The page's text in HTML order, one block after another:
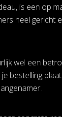
is een op
heel
wel een
bestelling